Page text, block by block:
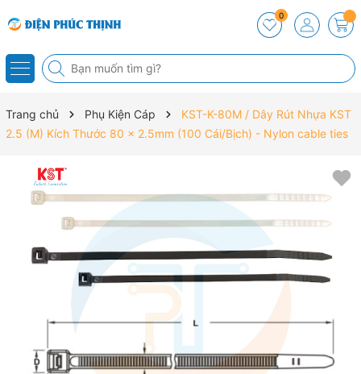
0
Trang chủ Phụ Kiện Cáp
KST-K-80M / Dây Rút Nhựa KST
2.5 (M) Kích Thước 80 x 2.5mm (100 Cái/Bịch) - Nylon cable ties